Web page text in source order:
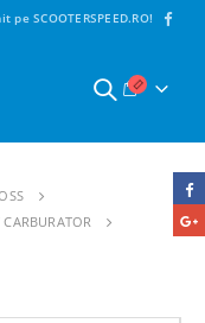
pe SCOOTERSPEED.RO!